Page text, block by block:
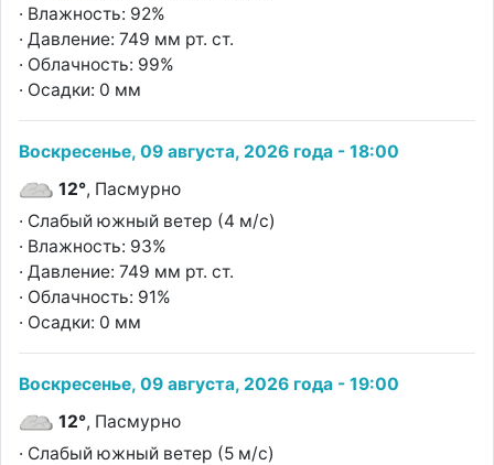
· Влажность: 92%
· Давление: 749 мм рт. ст.
· Облачность: 99%
· Осадки: 0 мм
Воскресенье, 09 августа, 2026 года - 18:00
12°, Пасмурно
· Слабый южный ветер (4 м/с)
· Влажность: 93%
· Давление: 749 мм рт. ст.
· Облачность: 91%
· Осадки: 0 мм
Воскресенье, 09 августа, 2026 года - 19:00
12°, Пасмурно
· Слабый южный ветер (5 м/с)